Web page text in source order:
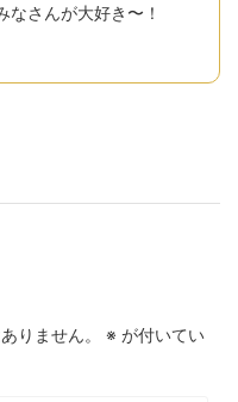
なさんが大好き〜！
りません。 ※ が付いてい